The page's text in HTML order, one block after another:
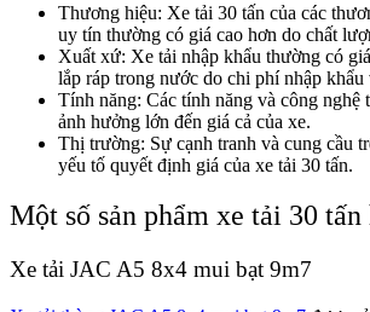
Thương hiệu: Xe tải 30 tấn của các
uy tín thường có giá cao hơn do chất
Xuất xứ: Xe tải nhập khẩu thường có
lắp ráp trong nước do chi phí nhập khẩu
Tính năng: Các tính năng và công nghệ
ảnh hưởng lớn đến giá cả của xe.
Thị trường: Sự cạnh tranh và cung cầu
yếu tố quyết định giá của xe tải 30 tấn.
Một số sản phẩm xe tải 30
Xe tải JAC A5 8x4 mui bạt 9m7